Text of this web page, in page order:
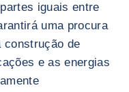
iguais entre
uma procura
construção de
e as energias